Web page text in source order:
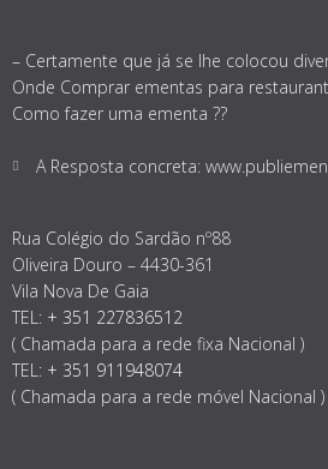
– Certamente que já se lhe colocou
Onde Comprar ementas para
Como fazer uma ementa ??
A Resposta concreta:
Rua Colégio do Sardão nº88
Oliveira Douro – 4430-361
Vila Nova De Gaia
TEL: + 351 227836512
( Chamada para a rede fixa Nacional )
TEL: + 351 911948074
( Chamada para a rede móvel Nacional )